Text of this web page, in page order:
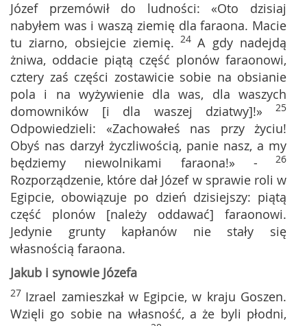
Józef przemówił do ludności: «Oto dzisiaj
nabyłem was i waszą ziemię dla faraona. Macie
tu ziarno, obsiejcie ziemię. 24 A gdy nadejdą
żniwa, oddacie piątą część plonów faraonowi,
cztery zaś części zostawicie sobie na obsianie
pola i na wyżywienie dla was, dla waszych
domowników [i dla waszej dziatwy]!» 25
Odpowiedzieli: «Zachowałeś nas przy życiu!
Obyś nas darzył życzliwością, panie nasz, a my
będziemy niewolnikami faraona!» - 26
Rozporządzenie, które dał Józef w sprawie roli w
Egipcie, obowiązuje po dzień dzisiejszy: piątą
część plonów [należy oddawać] faraonowi.
Jedynie grunty kapłanów nie stały się
własnością faraona.
Jakub i synowie Józefa
27 Izrael zamieszkał w Egipcie, w kraju Goszen.
Wzięli go sobie na własność, a że byli płodni,